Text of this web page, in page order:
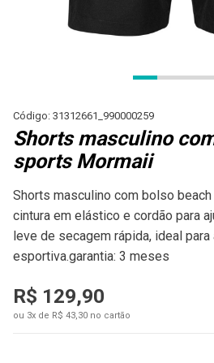
Código: 31312661_990000259
Shorts masculino
sports Mormaii
Shorts masculino com bolso
cintura em elástico e cordão para
leve de secagem rápida, ideal para
esportiva.garantia: 3 meses
R$ 129,90
ou 3x de R$ 43,30 no cartão